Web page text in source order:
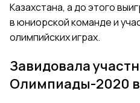
Казахстана, а до этого
в юниорской команде и
олимпийских играх.
Завидовала
Олимпиады-2020